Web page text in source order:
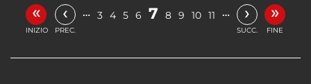
«
INIZIO
‹
PREC.
… 3 4 5 6 7 8 9 10 11 … ›
SUCC.
»
FINE